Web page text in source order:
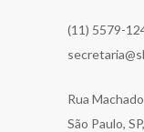
(11) 5579-
Rua
São Paulo,